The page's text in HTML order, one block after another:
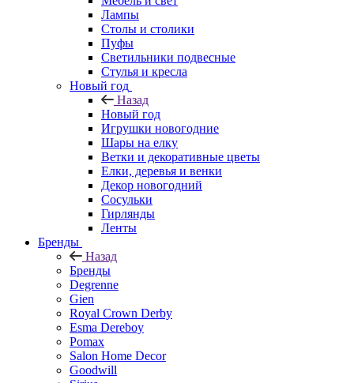
Лампы
Столы и столики
Пуфы
Светильники подвесные
Стулья и кресла
Новый год
Назад
Новый год
Игрушки новогодние
Шары на елку
Ветки и декоративные цветы
Елки, деревья и венки
Декор новогодний
Сосульки
Гирлянды
Ленты
Бренды
Назад
Бренды
Degrenne
Gien
Royal Crown Derby
Esma Dereboy
Pomax
Salon Home Decor
Goodwill